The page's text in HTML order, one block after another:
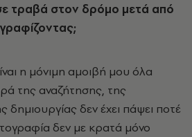
τραβά στον δρόμο μετά από
η μόνιμη αμοιβή μου όλα
της αναζήτησης, της
δεν έχει πάψει ποτέ
δεν με κρατά μόνο